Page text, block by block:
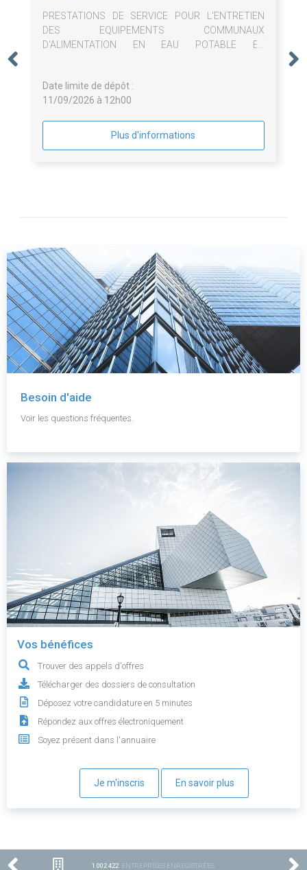
PRESTATIONS DE SERVICE POUR L'ENTRETIEN
DES EQUIPEMENTS COMMUNAUX
D'ALIMENTATION EN EAU POTABLE ET
Date limite de dépôt :
11/09/2026 à 12h00
Plus d'informations
Besoin d'aide
Voir les questions fréquentes.
Vos bénéfices
Trouver des appels d'offres
Télécharger des dossiers de consultation
Déposez votre candidature en 5 minutes
Répondez aux offres électroniquement
Soyez présent dans l'annuaire
Je m'inscris En savoir plus
1 002 422 ENTREPRISES ENREGISTRÉES